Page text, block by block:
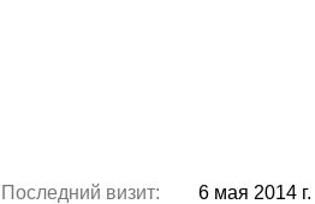
Последний визит:
6 мая 2014 г.